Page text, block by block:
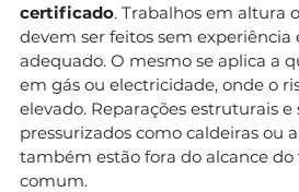
certificado. Trabalhos em altura
devem ser feitos sem
adequado. O mesmo se aplica a
em gás ou electricidade, onde o
elevado. Reparações estruturais e
pressurizados como caldeiras ou
também estão fora do alcance
comum.